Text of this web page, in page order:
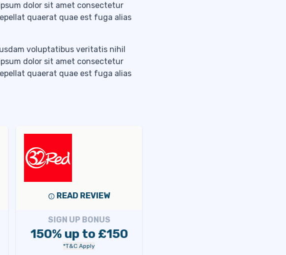
dolor sit amet consectetur
quaerat quae est fuga alias
voluptatibus veritatis nihil
dolor sit amet consectetur
quaerat quae est fuga alias
READ REVIEW
SIGN UP BONUS
150% up to £150
*T&C Apply